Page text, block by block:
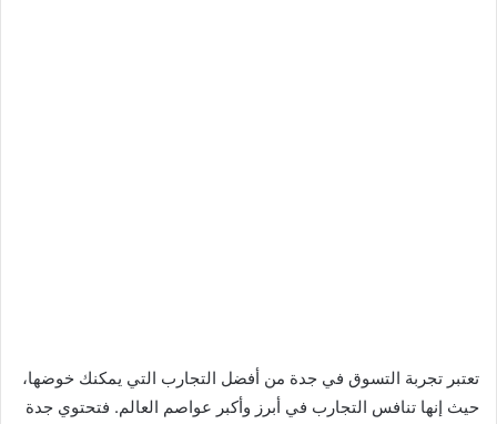
تعتبر تجربة التسوق في جدة من أفضل التجارب التي يمكنك خوضها،
حيث إنها تنافس التجارب في أبرز وأكبر عواصم العالم. فتحتوي جدة